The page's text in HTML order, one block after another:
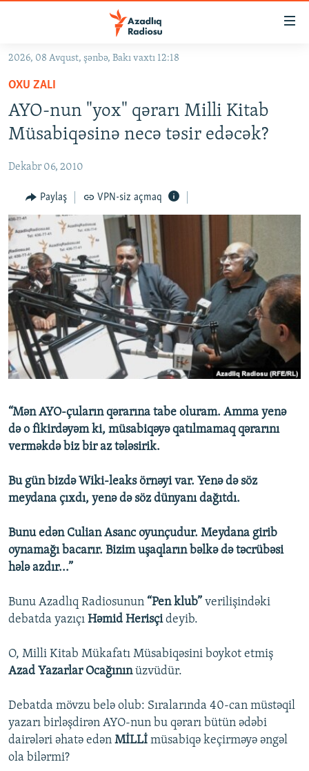
Əsas
qayıt
Əsas
naviqasiyaya
qayıt
Axtarışa
KORRUPSIOMETR
FƏRQƏ BAX
QANUNI DOĞRU
ARAŞDIRMA
MULTIMEDIA
VIDEO
FOTOQALEREYA
İNFOQRAFIKA
KARIKATURA
RADIO ARXIV
OXU ZALI
AZƏRBAYCAN ƏDƏBIYYATI KITABXANASI
İSLAM VƏ DEMOKRATIYA
İZ - MƏDƏNIYYƏT PROQRAMI
HAQQIMIZDA
MISSIYAMIZ
PEŞƏ ETIKASI VƏ JURNALISTIKA STANDARTLARIMIZ
MATERIALLARIMIZDAN ISTIFADƏ
BIZIMLƏ ƏLAQƏ
XƏBƏR BÜLLETENLƏRIMIZ
BIZI IZLƏ
2026, 08 Avqust, şənbə, Bakı vaxtı 12:18
OXU ZALI
AYO-nun "yox" qərarı Milli Kitab
Müsabiqəsinə necə təsir edəcək?
Dekabr 06, 2010
Paylaş VPN-siz açmaq
“Mən AYO-çuların qərarına tabe oluram. Amma yenə
də o fikirdəyəm ki, müsabiqəyə qatılmamaq qərarını
verməkdə biz bir az tələsirik.
Bu gün bizdə Wiki-leaks örnəyi var. Yenə də söz
meydana çıxdı, yenə də söz dünyanı dağıtdı.
Bunu edən Culian Asanc oyunçudur. Meydana girib
oynamağı bacarır. Bizim uşaqların bəlkə də təcrübəsi
hələ azdır...”
Bunu Azadlıq Radiosunun “Pen klub” verilişindəki
debatda yazıçı Həmid Herisçideyib.
O, Milli Kitab Mükafatı Müsabiqəsini boykot etmiş
Azad Yazarlar Ocağınınüzvüdür.
Debatda mövzu belə olub: Sıralarında 40-can müstəqil
yazarı birləşdirən AYO-nun bu qərarı bütün ədəbi
dairələri əhatə edən MİLLİ müsabiqə keçirməyə əngəl
ola bilərmi?